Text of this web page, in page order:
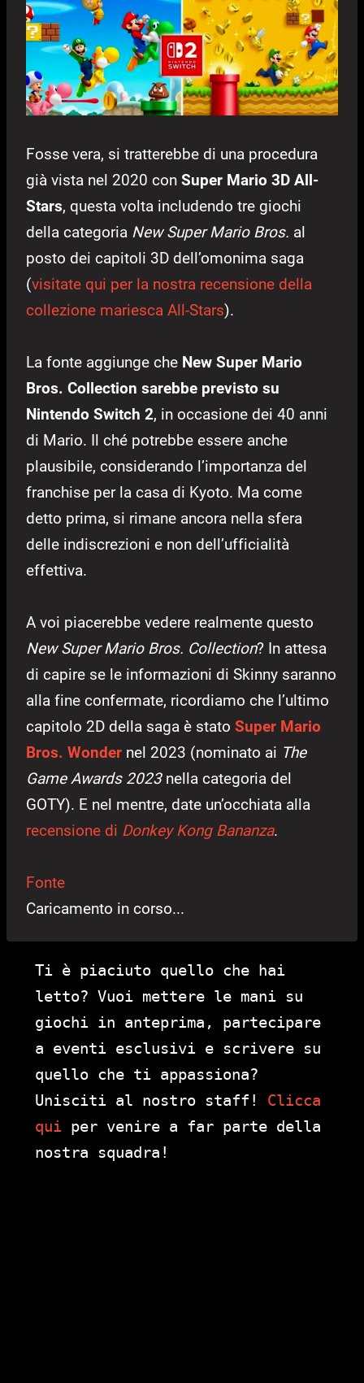
Fosse vera, si tratterebbe di una procedura
già vista nel 2020 con Super Mario 3D All-
Stars, questa volta includendo tre giochi
della categoria New Super Mario Bros. al
posto dei capitoli 3D dell’omonima saga
(visitate qui per la nostra recensione della
collezione mariesca All-Stars).
La fonte aggiunge che New Super Mario
Bros. Collection sarebbe previsto su
Nintendo Switch 2, in occasione dei 40 anni
di Mario. Il ché potrebbe essere anche
plausibile, considerando l’importanza del
franchise per la casa di Kyoto. Ma come
detto prima, si rimane ancora nella sfera
delle indiscrezioni e non dell’ufficialità
effettiva.
A voi piacerebbe vedere realmente questo
New Super Mario Bros. Collection? In attesa
di capire se le informazioni di Skinny saranno
alla fine confermate, ricordiamo che l’ultimo
capitolo 2D della saga è stato Super Mario
Bros. Wonder nel 2023 (nominato ai The
Game Awards 2023nella categoria del
GOTY). E nel mentre, date un’occhiata alla
recensione di Donkey Kong Bananza.
Fonte
Caricamento in corso...
Ti è piaciuto quello che hai
letto? Vuoi mettere le mani su
giochi in anteprima, partecipare
a eventi esclusivi e scrivere su
quello che ti appassiona?
Unisciti al nostro staff! Clicca
qui per venire a far parte della
nostra squadra!